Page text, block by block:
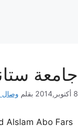
جامعة
8 أكتوبر,2014 بقلم وصال